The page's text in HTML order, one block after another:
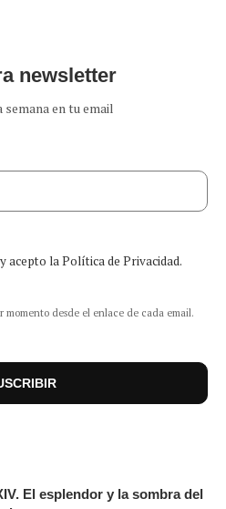
newsletter
semana en tu email
acepto la Política de Privacidad.
momento desde el enlace de cada email.
El esplendor y la sombra del